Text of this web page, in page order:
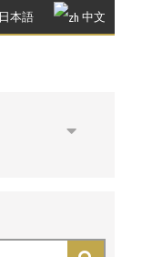
日本語 中文